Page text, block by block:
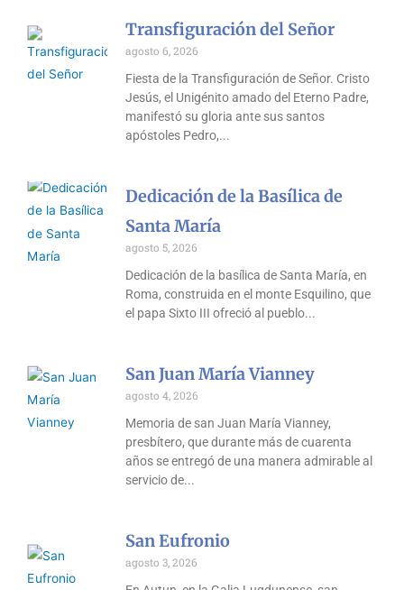
Transfiguración del Señor
agosto 6, 2026
Fiesta de la Transfiguración de Señor. Cristo
Jesús, el Unigénito amado del Eterno Padre,
manifestó su gloria ante sus santos
apóstoles Pedro,
Dedicación de la Basílica de
Santa María
agosto 5, 2026
Dedicación de la basílica de Santa María, en
Roma, construida en el monte Esquilino, que
el papa Sixto III ofreció al pueblo
San Juan María Vianney
agosto 4, 2026
Memoria de san Juan María Vianney,
presbítero, que durante más de cuarenta
años se entregó de una manera admirable al
servicio de
San Eufronio
agosto 3, 2026